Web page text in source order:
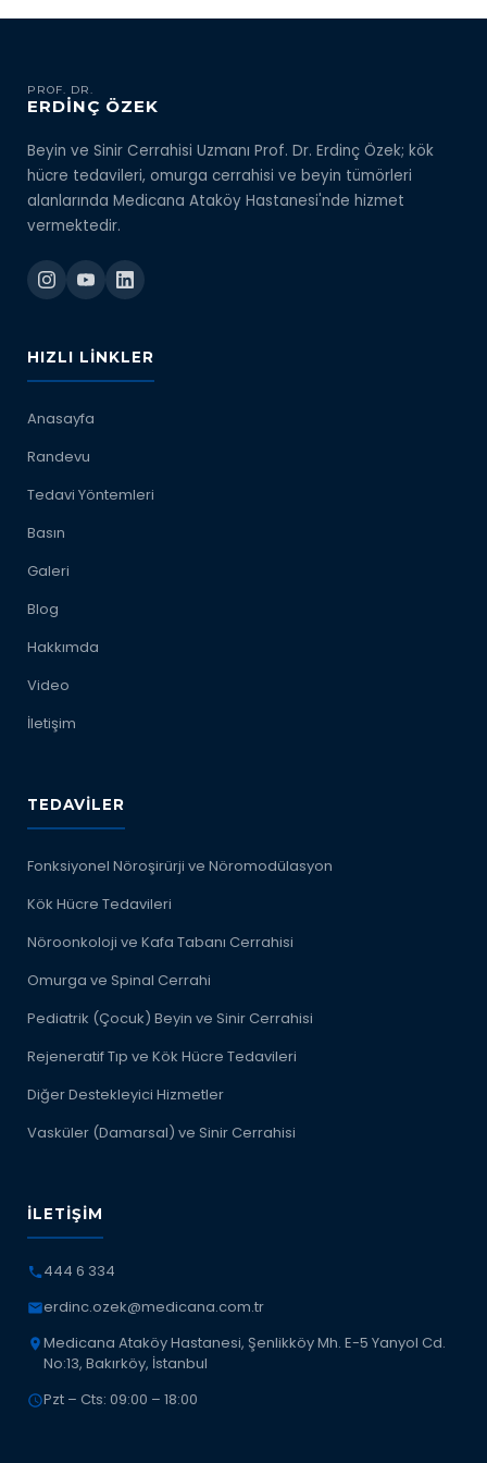
PROF. DR.
ERDİNÇ ÖZEK
Beyin ve Sinir Cerrahisi Uzmanı Prof. Dr. Erdinç Özek; kök
hücre tedavileri, omurga cerrahisi ve beyin tümörleri
alanlarında Medicana Ataköy Hastanesi'nde hizmet
vermektedir.
HIZLI LINKLER
Anasayfa
Randevu
Tedavi Yöntemleri
Basın
Galeri
Blog
Hakkımda
Video
İletişim
TEDAVILER
Fonksiyonel Nöroşirürji ve Nöromodülasyon
Kök Hücre Tedavileri
Nöroonkoloji ve Kafa Tabanı Cerrahisi
Omurga ve Spinal Cerrahi
Pediatrik (Çocuk) Beyin ve Sinir Cerrahisi
Rejeneratif Tıp ve Kök Hücre Tedavileri
Diğer Destekleyici Hizmetler
Vasküler (Damarsal) ve Sinir Cerrahisi
İLETIŞIM
444 6 334
erdinc.ozek@medicana.com.tr
Medicana Ataköy Hastanesi, Şenlikköy Mh. E-5 Yanyol Cd.
No:13, Bakırköy, İstanbul
Pzt – Cts: 09:00 – 18:00